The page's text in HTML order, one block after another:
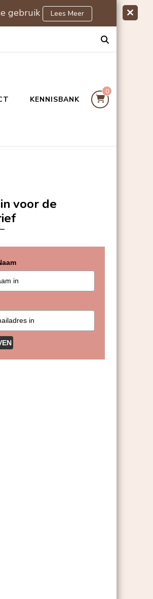
gebruik Lees Meer
KENNISBANK
0
voor de